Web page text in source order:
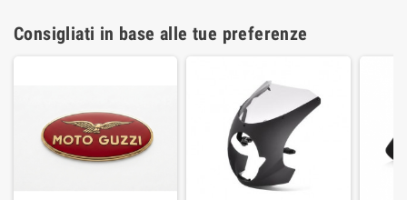
Consigliati in base alle tue preferenze